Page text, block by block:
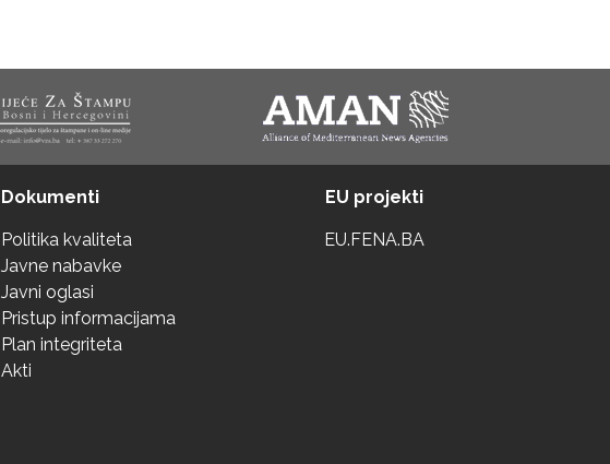
Dokumenti
Politika kvaliteta
Javne nabavke
Javni oglasi
Pristup informacijama
Plan integriteta
Akti
EU projekti
EU.FENA.BA